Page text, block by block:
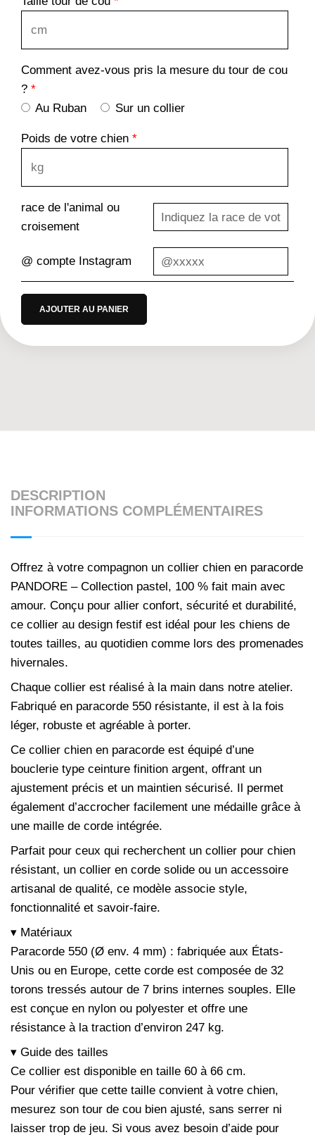
Comment avez-vous pris la mesure du tour de cou
? *
Au Ruban
Sur un collier
Poids de votre chien *
race de l'animal ou
croisement
@ compte Instagram
AJOUTER AU PANIER
DESCRIPTION
INFORMATIONS COMPLÉMENTAIRES
Offrez à votre compagnon un collier chien en paracorde
PANDORE – Collection pastel, 100 % fait main avec
amour. Conçu pour allier confort, sécurité et durabilité,
ce collier au design festif est idéal pour les chiens de
toutes tailles, au quotidien comme lors des promenades
hivernales.
Chaque collier est réalisé à la main dans notre atelier.
Fabriqué en paracorde 550 résistante, il est à la fois
léger, robuste et agréable à porter.
Ce collier chien en paracorde est équipé d’une
bouclerie type ceinture finition argent, offrant un
ajustement précis et un maintien sécurisé. Il permet
également d’accrocher facilement une médaille grâce à
une maille de corde intégrée.
Parfait pour ceux qui recherchent un collier pour chien
résistant, un collier en corde solide ou un accessoire
artisanal de qualité, ce modèle associe style,
fonctionnalité et savoir-faire.
▾ Matériaux
Paracorde 550 (Ø env. 4 mm) : fabriquée aux États-
Unis ou en Europe, cette corde est composée de 32
torons tressés autour de 7 brins internes souples. Elle
est conçue en nylon ou polyester et offre une
résistance à la traction d’environ 247 kg.
▾ Guide des tailles
Ce collier est disponible en taille 60 à 66 cm.
Pour vérifier que cette taille convient à votre chien,
mesurez son tour de cou bien ajusté, sans serrer ni
laisser trop de jeu. Si vous avez besoin d’aide pour